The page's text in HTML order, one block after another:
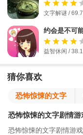
文字解谜 /
约会是不可
益智休闲 /
猜你喜欢
恐怖惊悚的文字
剧情游戏
恐怖惊悚的文字剧情游
恐怖惊悚的文字剧情游